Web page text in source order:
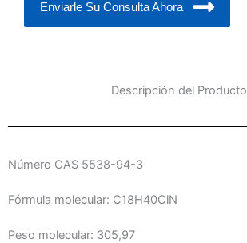
Enviarle Su Consulta Ahora
Descripción del Producto
Número CAS 5538-94-3
Fórmula molecular: C18H40ClN
Peso molecular: 305,97